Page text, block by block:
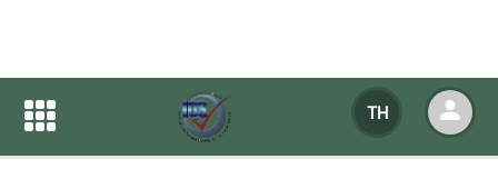
TH
ปฏิทินกิจกรรมของหน่วยงาน
ปฏิทินกิจกรรมของหน่วยงาน